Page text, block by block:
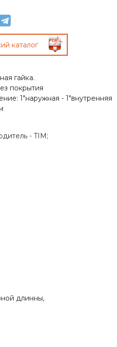
каталог
гайка.
покрытия
1"наружная - 1"внутренняя
- TIM;
длинны,